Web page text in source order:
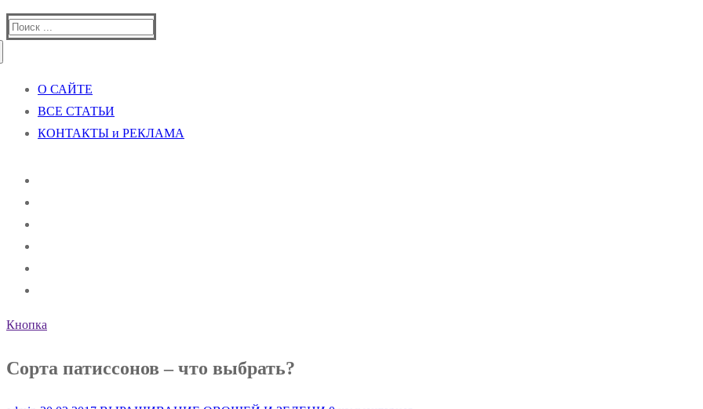
Найти:
О САЙТЕ
ВСЕ СТАТЬИ
КОНТАКТЫ и РЕКЛАМА
Кнопка
Сорта патиссонов – что выбрать?